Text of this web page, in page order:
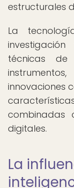
estructurales
La
técnicas
innovaciones
combinadas
digitales.
La